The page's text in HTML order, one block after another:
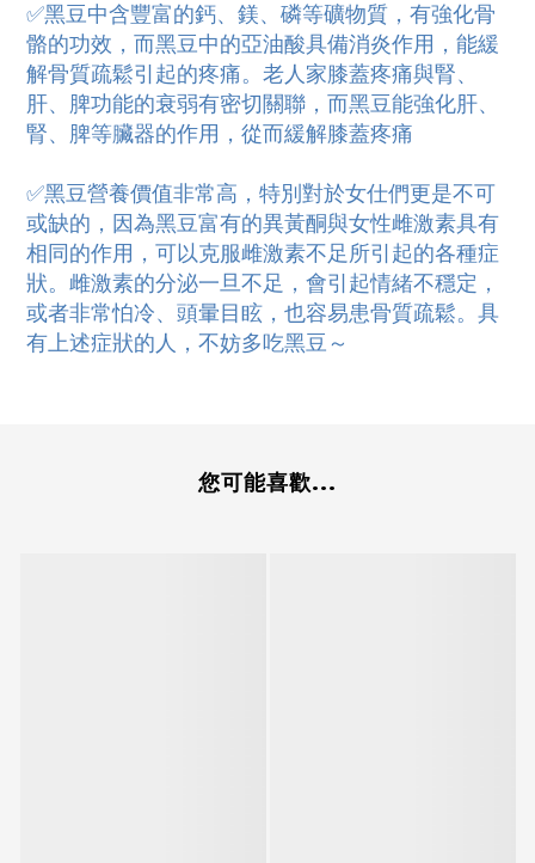
✅黑豆中含豐富的鈣、鎂、磷等礦物質，有強化骨
骼的功效，而黑豆中的亞油酸具備消炎作用，能緩
解骨質疏鬆引起的疼痛。老人家膝蓋疼痛與腎、
肝、脾功能的衰弱有密切關聯，而黑豆能強化肝、
腎、脾等臟器的作用，從而緩解膝蓋疼痛
✅黑豆營養價值非常高，特別對於女仕們更是不可
或缺的，因為黑豆富有的異黃酮與女性雌激素具有
相同的作用，可以克服雌激素不足所引起的各種症
狀。雌激素的分泌一旦不足，會引起情緒不穩定，
或者非常怕冷、頭暈目眩，也容易患骨質疏鬆。具
有上述症狀的人，不妨多吃黑豆～
您可能喜歡...